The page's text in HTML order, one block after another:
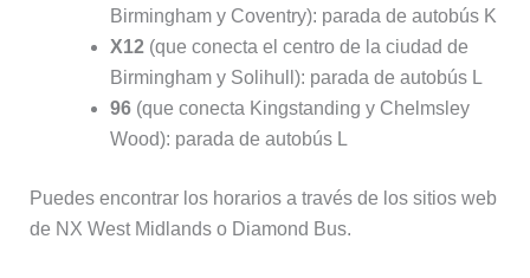
Birmingham y Coventry): parada de autobús K
X12(que conecta el centro de la ciudad de
Birmingham y Solihull): parada de autobús L
96(que conecta Kingstanding y Chelmsley
Wood): parada de autobús L
Puedes encontrar los horarios a través de los sitios web
de NX West Midlands o Diamond Bus.